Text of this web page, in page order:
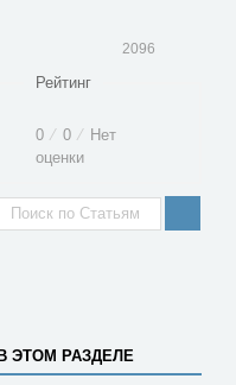
2096
Рейтинг
0 ⁄ 0 ⁄ Нет
оценки
ЭТОМ РАЗДЕЛЕ